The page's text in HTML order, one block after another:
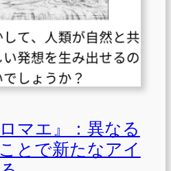
マエ』：異なる
とで新たなアイ